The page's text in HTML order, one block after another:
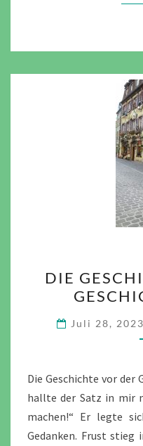
DIE
Juli 28, 2023
Die Geschichte vor der
hallte der Satz in mir
machen!“ Er legte
Gedanken. Frust